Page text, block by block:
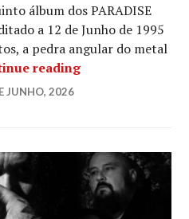
álbum dos PARADISE
a 12 de Junho de 1995
a pedra angular do metal
readingPARADISE
JUNHO, 2026